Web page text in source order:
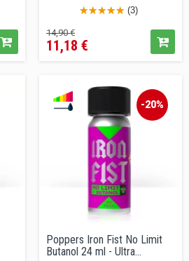
(3)
Prezzo
base
14,90 €Prezzo
11,18 €
-20%
Poppers Iron Fist No Limit
Butanol 24 ml - Ultra...